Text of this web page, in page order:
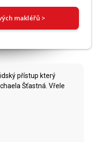
makléřů >
přístup který
Šťastná. Vřele